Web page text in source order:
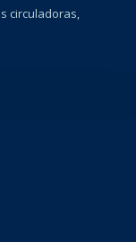
circuladoras,